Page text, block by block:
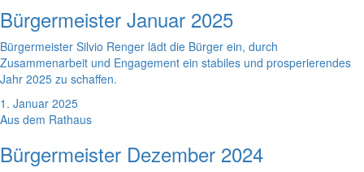
Bürgermeister Januar 2025
Bürgermeister Silvio Renger lädt die Bürger ein, durch
Zusammenarbeit und Engagement ein stabiles und prosperierendes
Jahr 2025 zu schaffen.
1. Januar 2025
Aus dem Rathaus
Bürgermeister Dezember 2024